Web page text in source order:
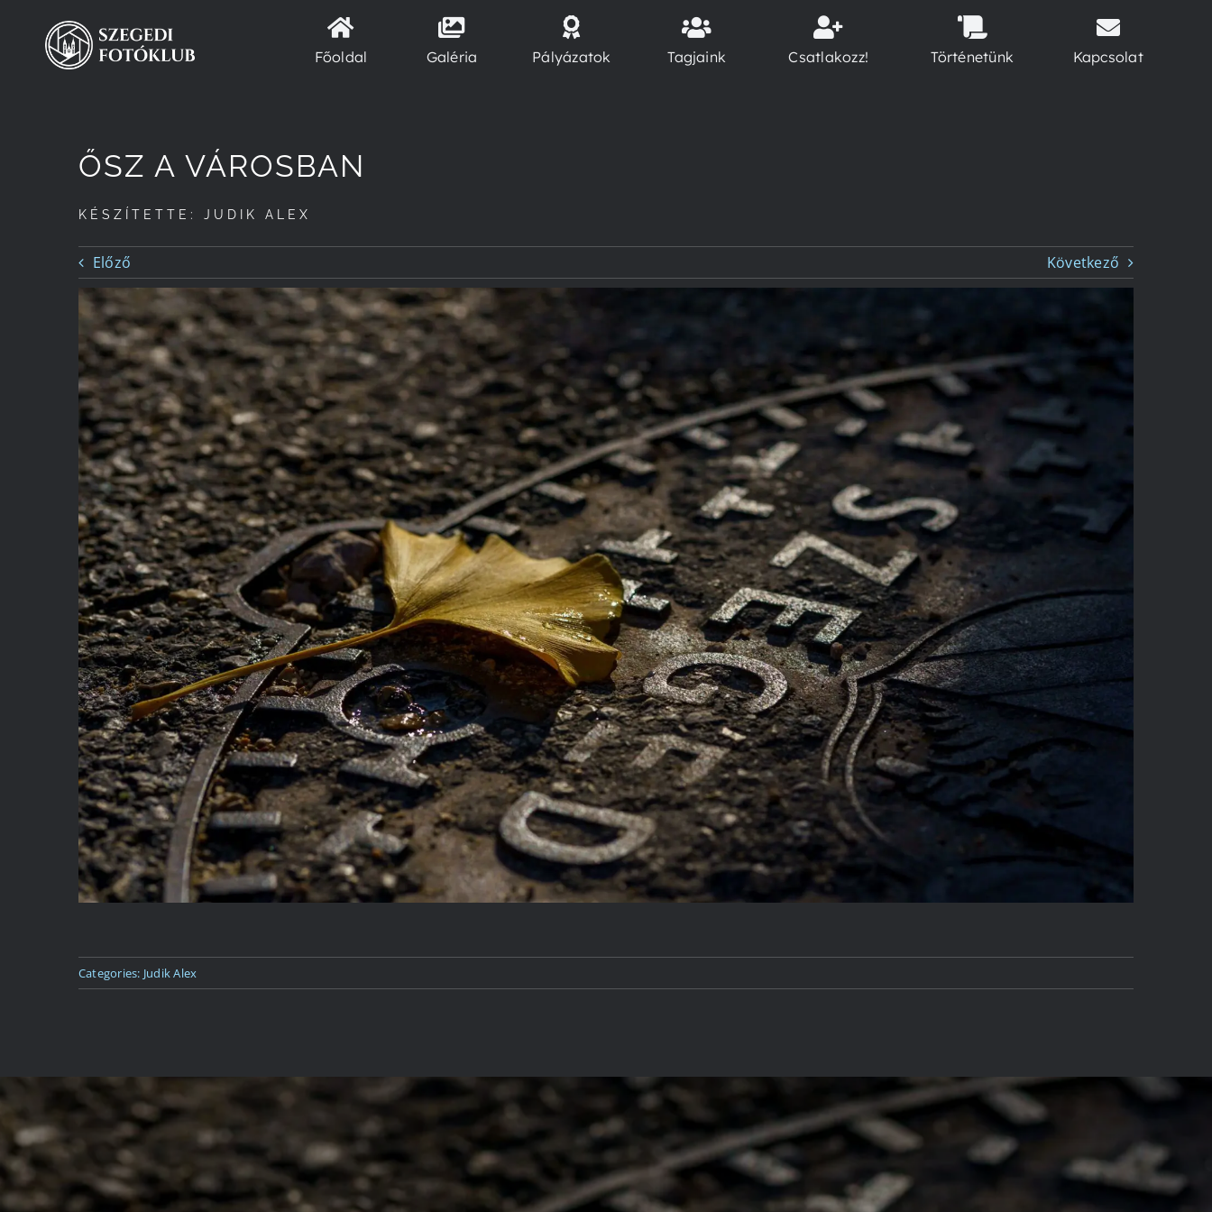
Kihagyás
Főoldal Galéria Pályázatok Tagjaink Csatlakozz! Történetünk Kapcsolat
ŐSZ A VÁROSBAN
KÉSZÍTETTE: JUDIK ALEX
Előző Következő
Categories: Judik Alex